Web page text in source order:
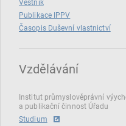
Věstník
Publikace IPPV
Časopis Duševní vlastnictví
Vzdělávání
Institut průmyslověprávní
a publikační činnost Úřadu
Studium